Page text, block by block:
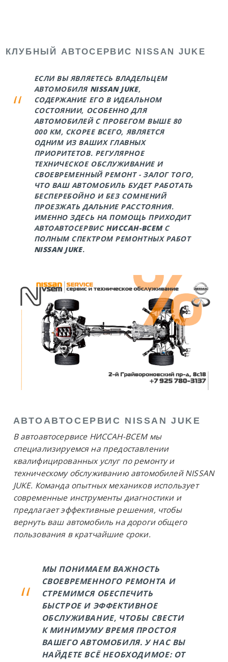
КЛУБНЫЙ АВТОСЕРВИС NISSAN JUKE
ЕСЛИ ВЫ ЯВЛЯЕТЕСЬ ВЛАДЕЛЬЦЕМ
АВТОМОБИЛЯ NISSAN JUKE,
СОДЕРЖАНИЕ ЕГО В ИДЕАЛЬНОМ
СОСТОЯНИИ, ОСОБЕННО ДЛЯ
АВТОМОБИЛЕЙ С ПРОБЕГОМ ВЫШЕ 80
000 КМ, СКОРЕЕ ВСЕГО, ЯВЛЯЕТСЯ
ОДНИМ ИЗ ВАШИХ ГЛАВНЫХ
ПРИОРИТЕТОВ. РЕГУЛЯРНОЕ
ТЕХНИЧЕСКОЕ ОБСЛУЖИВАНИЕ И
СВОЕВРЕМЕННЫЙ РЕМОНТ - ЗАЛОГ ТОГО,
ЧТО ВАШ АВТОМОБИЛЬ БУДЕТ РАБОТАТЬ
БЕСПЕРЕБОЙНО И БЕЗ СОМНЕНИЙ
ПРОЕЗЖАТЬ ДАЛЬНИЕ РАССТОЯНИЯ.
ИМЕННО ЗДЕСЬ НА ПОМОЩЬ ПРИХОДИТ
АВТОАВТОСЕРВИС НИССАН-ВСЕМС
ПОЛНЫМ СПЕКТРОМ РЕМОНТНЫХ РАБОТ
NISSAN JUKE.
АВТОАВТОСЕРВИС NISSAN JUKE
В автоавтосервисе НИССАН-ВСЕМмы
специализируемся на предоставлении
квалифицированных услуг по ремонту и
техническому обслуживанию автомобилейNISSAN
JUKE. Команда опытных механиков использует
современные инструменты диагностики и
предлагает эффективные решения, чтобы
вернуть ваш автомобиль на дороги общего
пользования в кратчайшие сроки.
МЫ ПОНИМАЕМ ВАЖНОСТЬ
СВОЕВРЕМЕННОГО РЕМОНТА И
СТРЕМИМСЯ ОБЕСПЕЧИТЬ
БЫСТРОЕ И ЭФФЕКТИВНОЕ
ОБСЛУЖИВАНИЕ, ЧТОБЫ СВЕСТИ
К МИНИМУМУ ВРЕМЯ ПРОСТОЯ
ВАШЕГО АВТОМОБИЛЯ. У НАС ВЫ
НАЙДЕТЕ ВСЁ НЕОБХОДИМОЕ: ОТ